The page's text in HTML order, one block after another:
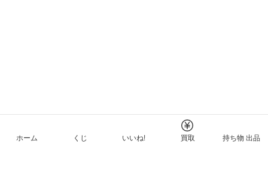
ホーム くじ いいね! 買取 持ち物 出品